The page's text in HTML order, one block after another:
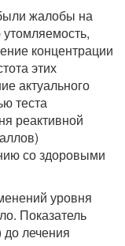
жалобы на
концентрации
этих
актуального
теста
реактивной
со здоровыми
уровня
Показатель
лечения